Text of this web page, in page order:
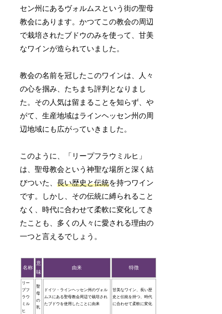
セン州にあるヴォルムスという街の聖母
教会にあります。かつてこの教会の周辺
で栽培されたブドウのみを使って、甘美
なワインが造られていました。
教会の名前を冠したこのワインは、人々
の心を掴み、たちまち評判となりまし
た。その人気は留まることを知らず、や
がて、生産地域はラインヘッセン州の周
辺地域にも広がっていきました。
このように、「リープフラウミルヒ」
は、聖母教会という神聖な場所と深く結
びついた、長い歴史と伝統を持つワイン
です。しかし、その伝統に縛られること
なく、時代に合わせて柔軟に変化してき
たことも、多くの人々に愛される理由の
一つと言えるでしょう。
名称
意
味
由来 特徴
リー
プフ
ラウ
ミル
ヒ
聖
母
の
乳
ドイツ・ラインヘッセン州のヴォル
ムスにある聖母教会周辺で栽培され
たブドウを使用したことに由来
甘美なワイン、長い歴
史と伝統を持つ、時代
に合わせて柔軟に変化